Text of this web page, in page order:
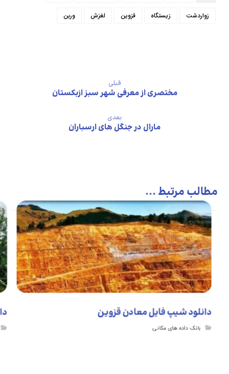
زواردشت زیستگاه قزوین لغزش وربن
قبلی
مختصری از معرفی شهر سبز ازبکستان
بعدی
مارال در جنگل های ارسباران
مطالب مرتبط ...
دانلود شیپ فایل معادن قزوین
بانک داده های مکانی